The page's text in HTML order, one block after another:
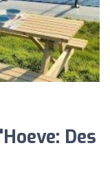
Des